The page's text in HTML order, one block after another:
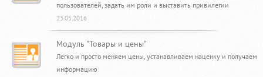
пользователей, задать им роли и выставить привилегии
23.05.2016
Модуль "Товары и цены"
Легко и просто меняем цены, устанавливаем наценку и получаем
информацию